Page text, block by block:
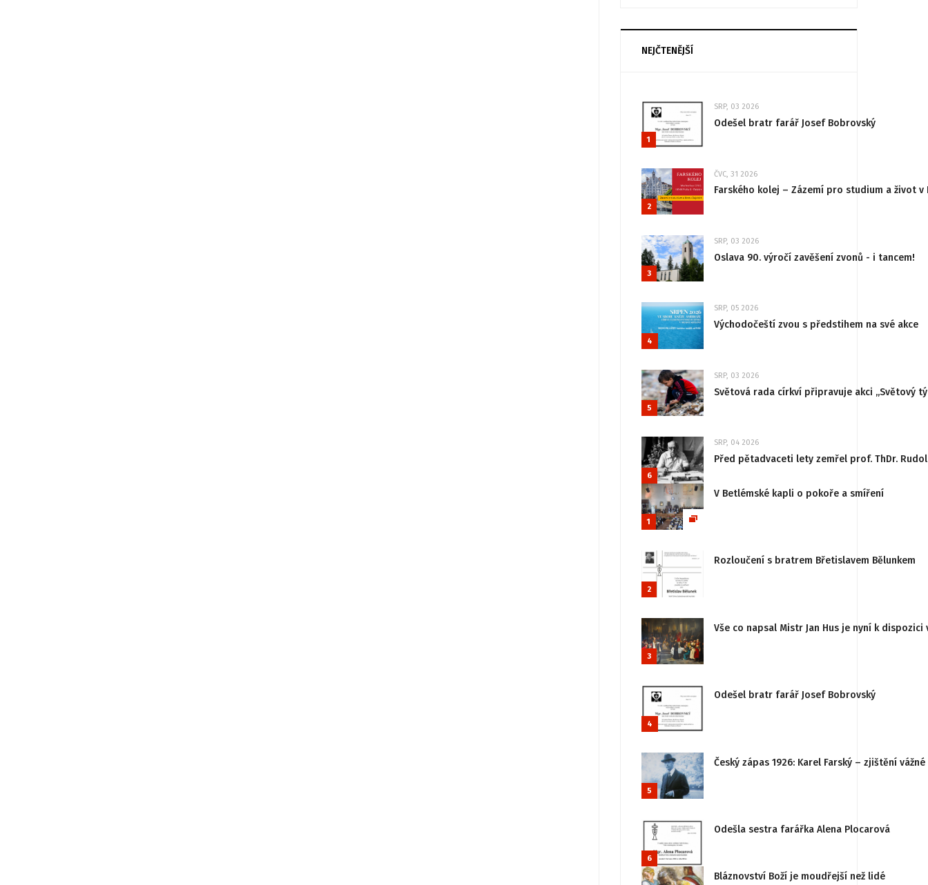
NEJČTENĚJŠÍ
1
SRP, 03 2026
Odešel bratr farář Josef Bobrovský
2
ČVC, 31 2026
Farského kolej – Zázemí pro studium a život v
3
SRP, 03 2026
Oslava 90. výročí zavěšení zvonů - i tancem!
4
SRP, 05 2026
Východočeští zvou s předstihem na své akce
5
SRP, 03 2026
Světová rada církví připravuje akci „Světový
6
SRP, 04 2026
Před pětadvaceti lety zemřel prof. ThDr.
1
V Betlémské kapli o pokoře a smíření
2
Rozloučení s bratrem Břetislavem Bělunkem
3
Vše co napsal Mistr Jan Hus je nyní k
4
Odešel bratr farář Josef Bobrovský
5
Český zápas 1926: Karel Farský – zjištění
6
Odešla sestra farářka Alena Plocarová
Bláznovství Boží je moudřejší než lidé